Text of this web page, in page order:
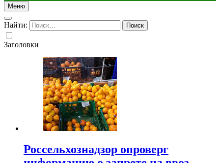
Меню
Найти:
Заголовки
Россельхознадзор опроверг